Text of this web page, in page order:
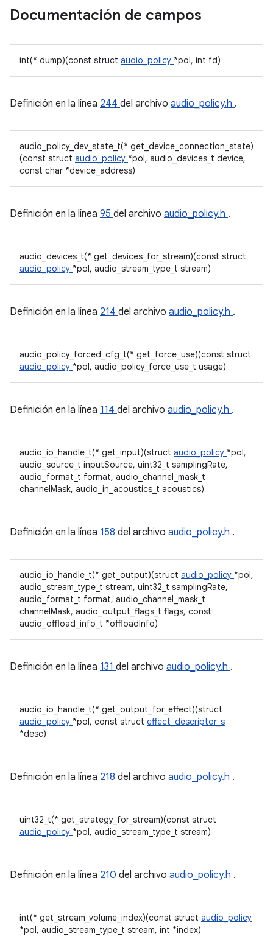
Documentación de campos
int(* dump)(const struct audio_policy *pol, int fd)
Definición en la línea 244 del archivo audio_policy.h .
audio_policy_dev_state_t(* get_device_connection_state)
(const struct audio_policy *pol, audio_devices_t device,
const char *device_address)
Definición en la línea 95 del archivo audio_policy.h .
audio_devices_t(* get_devices_for_stream)(const struct
audio_policy *pol, audio_stream_type_t stream)
Definición en la línea 214 del archivo audio_policy.h .
audio_policy_forced_cfg_t(* get_force_use)(const struct
audio_policy *pol, audio_policy_force_use_t usage)
Definición en la línea 114 del archivo audio_policy.h .
audio_io_handle_t(* get_input)(struct audio_policy *pol,
audio_source_t inputSource, uint32_t samplingRate,
audio_format_t format, audio_channel_mask_t
channelMask, audio_in_acoustics_t acoustics)
Definición en la línea 158 del archivo audio_policy.h .
audio_io_handle_t(* get_output)(struct audio_policy *pol,
audio_stream_type_t stream, uint32_t samplingRate,
audio_format_t format, audio_channel_mask_t
channelMask, audio_output_flags_t flags, const
audio_offload_info_t *offloadInfo)
Definición en la línea 131 del archivo audio_policy.h .
audio_io_handle_t(* get_output_for_effect)(struct
audio_policy *pol, const struct effect_descriptor_s
*desc)
Definición en la línea 218 del archivo audio_policy.h .
uint32_t(* get_strategy_for_stream)(const struct
audio_policy *pol, audio_stream_type_t stream)
Definición en la línea 210 del archivo audio_policy.h .
int(* get_stream_volume_index)(const struct audio_policy
*pol, audio_stream_type_t stream, int *index)